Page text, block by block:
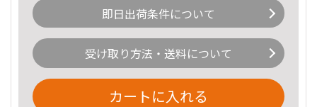
即日出荷条件について
受け取り方法・送料について
カートに入れる